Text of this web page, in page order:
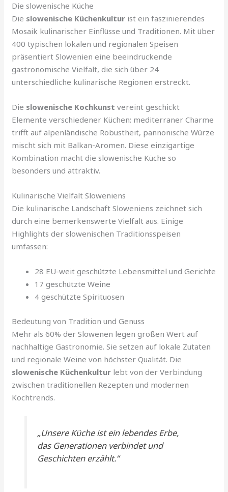
Die slowenische Küche
Die slowenische Küchenkultur ist ein faszinierendes
Mosaik kulinarischer Einflüsse und Traditionen. Mit über
400 typischen lokalen und regionalen Speisen
präsentiert Slowenien eine beeindruckende
gastronomische Vielfalt, die sich über 24
unterschiedliche kulinarische Regionen erstreckt.
Die slowenische Kochkunst vereint geschickt
Elemente verschiedener Küchen: mediterraner Charme
trifft auf alpenländische Robustheit, pannonische Würze
mischt sich mit Balkan-Aromen. Diese einzigartige
Kombination macht die slowenische Küche so
besonders und attraktiv.
Kulinarische Vielfalt Sloweniens
Die kulinarische Landschaft Sloweniens zeichnet sich
durch eine bemerkenswerte Vielfalt aus. Einige
Highlights der slowenischen Traditionsspeisen
umfassen:
28 EU-weit geschützte Lebensmittel und Gerichte
17 geschützte Weine
4 geschützte Spirituosen
Bedeutung von Tradition und Genuss
Mehr als 60% der Slowenen legen großen Wert auf
nachhaltige Gastronomie. Sie setzen auf lokale Zutaten
und regionale Weine von höchster Qualität. Die
slowenische Küchenkultur lebt von der Verbindung
zwischen traditionellen Rezepten und modernen
Kochtrends.
„Unsere Küche ist ein lebendes Erbe,
das Generationen verbindet und
Geschichten erzählt.“